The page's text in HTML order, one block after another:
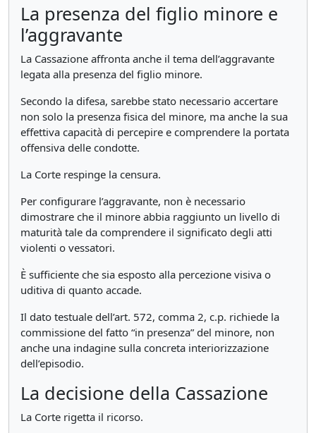
La presenza del figlio minore e
l’aggravante
La Cassazione affronta anche il tema dell’aggravante
legata alla presenza del figlio minore.
Secondo la difesa, sarebbe stato necessario accertare
non solo la presenza fisica del minore, ma anche la sua
effettiva capacità di percepire e comprendere la portata
offensiva delle condotte.
La Corte respinge la censura.
Per configurare l’aggravante, non è necessario
dimostrare che il minore abbia raggiunto un livello di
maturità tale da comprendere il significato degli atti
violenti o vessatori.
È sufficiente che sia esposto alla percezione visiva o
uditiva di quanto accade.
Il dato testuale dell’art. 572, comma 2, c.p. richiede la
commissione del fatto “in presenza” del minore, non
anche una indagine sulla concreta interiorizzazione
dell’episodio.
La decisione della Cassazione
La Corte rigetta il ricorso.